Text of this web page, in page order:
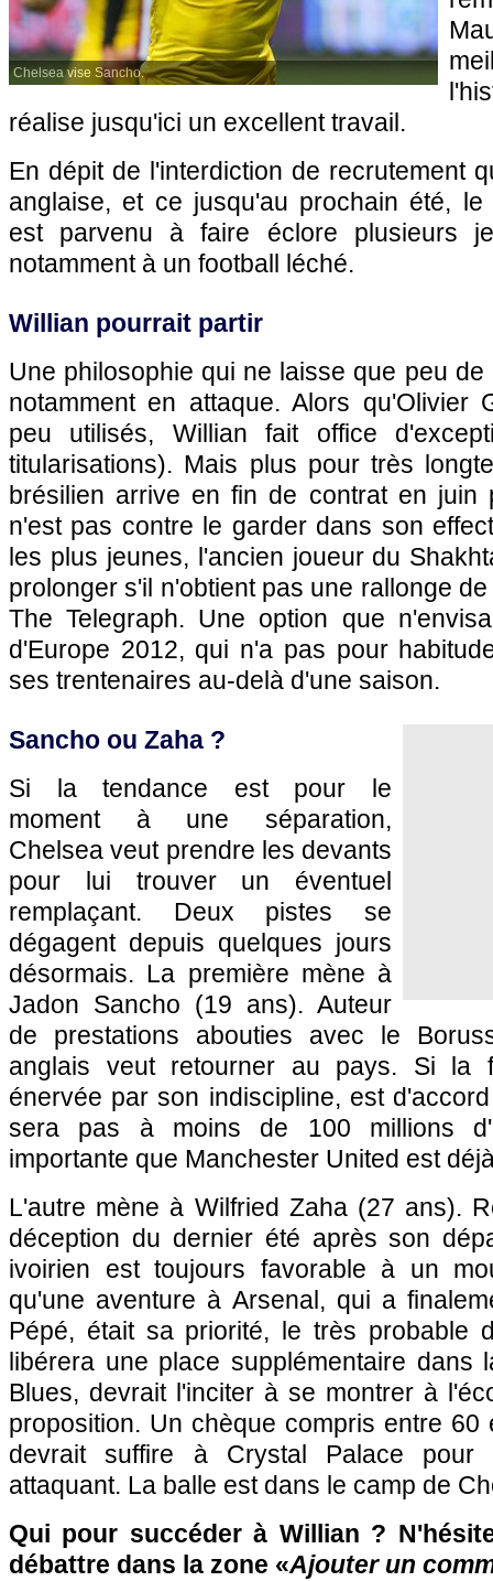
Chelsea vise Sancho.
réalise jusqu'ici un excellent travail.
En dépit de l'interdiction de recrutement
anglaise, et ce jusqu'au prochain été, le
est parvenu à faire éclore plusieurs
notamment à un football léché.
Willian pourrait partir
Une philosophie qui ne laisse que peu
notamment en attaque. Alors qu'Olivier
peu utilisés, Willian fait office
titularisations). Mais plus pour très
brésilien arrive en fin de contrat en juin
n'est pas contre le garder dans son
les plus jeunes, l'ancien joueur du
prolonger s'il n'obtient pas une rallonge
The Telegraph. Une option que
d'Europe 2012, qui n'a pas pour
ses trentenaires au-delà d'une saison.
Sancho ou Zaha ?
Si la tendance est pour le
moment à une séparation,
Chelsea veut prendre les devants
pour lui trouver un éventuel
remplaçant. Deux pistes se
dégagent depuis quelques jours
désormais. La première mène à
Jadon Sancho (19 ans). Auteur
de prestations abouties avec le
anglais veut retourner au pays. Si la
énervée par son indiscipline, est
sera pas à moins de 100 millions
importante que Manchester United est
L'autre mène à Wilfried Zaha (27 ans).
déception du dernier été après son
ivoirien est toujours favorable à un
qu'une aventure à Arsenal, qui a
Pépé, était sa priorité, le très probable
libérera une place supplémentaire dans
Blues, devrait l'inciter à se montrer à
proposition. Un chèque compris entre 60
devrait suffire à Crystal Palace pour
attaquant. La balle est dans le camp de
Qui pour succéder à Willian ?
débattre dans la zone «Ajouter un